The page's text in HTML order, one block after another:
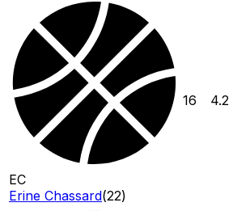
EC
Erine Chassard(22)
16 4.2